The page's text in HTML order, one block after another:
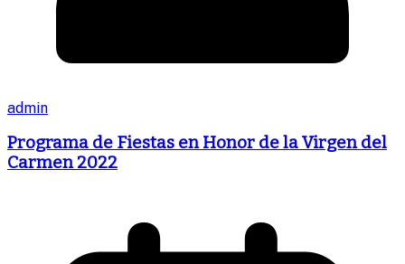
admin
Programa de Fiestas en Honor de la Virgen del
Carmen 2022